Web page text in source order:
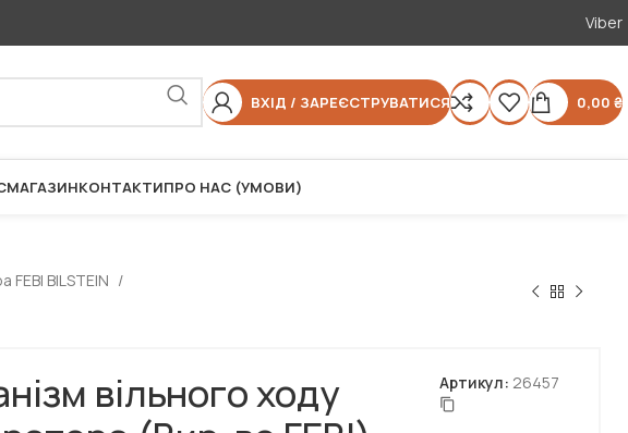
Viber
ВХІД / ЗАРЕЄСТРУВАТИСЯ 0,00 ₴
МАГАЗИНКОНТАКТИПРО НАС (УМОВИ)
FEBI BILSTEIN
вільного ходу
Артикул: 26457